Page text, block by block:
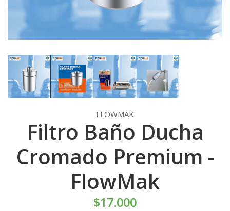
FLOWMAK
Filtro Baño Ducha
Cromado Premium -
FlowMak
$17.000